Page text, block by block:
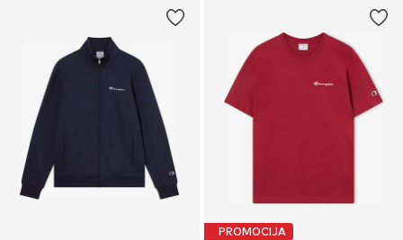
PROMOCIJA